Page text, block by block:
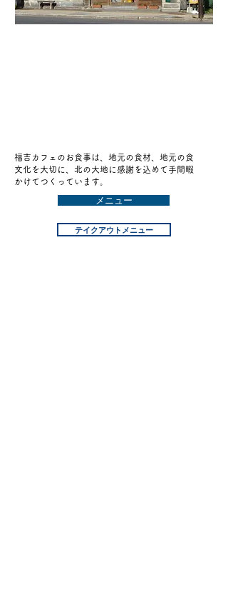
福吉カフェのお食事は、地元の食材、地元の食
文化を大切に、北の大地に感謝を込めて手間暇
かけてつくっています。
メニュー
テイクアウトメニュー